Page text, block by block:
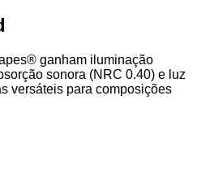
ganham iluminação
sonora (NRC 0.40) e luz
versáteis para composições